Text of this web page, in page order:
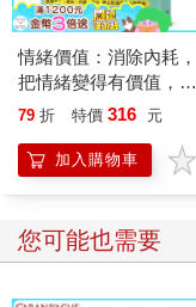
情緒價值：消除內耗，
把情緒變得有價值，跟
誰都能自在相處
79 折 特價 316 元
加入購物車
您可能也需要